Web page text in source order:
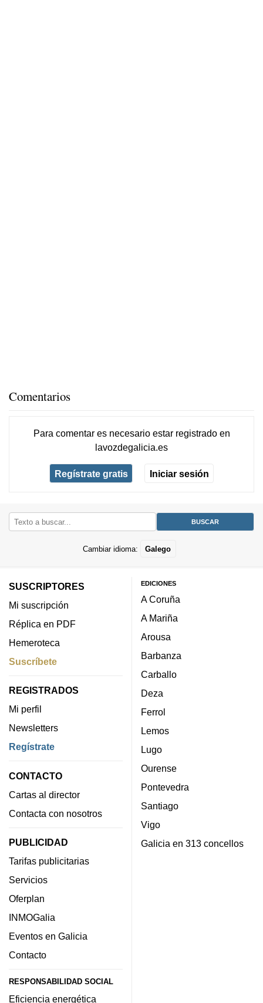
Comentarios
Para comentar es necesario estar registradoen
lavozdegalicia.es
Regístrate gratis Iniciar sesión
Cambiar idioma: Galego
SUSCRIPTORES
Mi suscripción
Réplica en PDF
Hemeroteca
Suscríbete
REGISTRADOS
Mi perfil
Newsletters
Regístrate
CONTACTO
Cartas al director
Contacta con nosotros
PUBLICIDAD
Tarifas publicitarias
Servicios
Oferplan
INMOGalia
Eventos en Galicia
Contacto
RESPONSABILIDAD SOCIAL
Eficiencia energética
EDICIONES
A Coruña
A Mariña
Arousa
Barbanza
Carballo
Deza
Ferrol
Lemos
Lugo
Ourense
Pontevedra
Santiago
Vigo
Galicia en 313 concellos